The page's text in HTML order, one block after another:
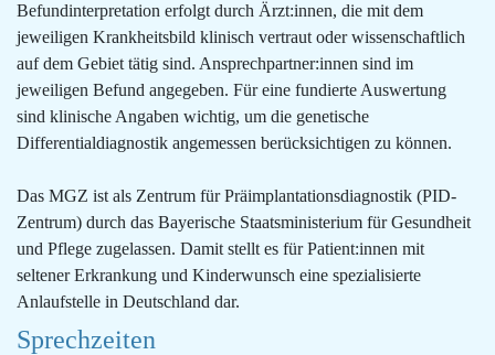
Befundinterpretation erfolgt durch Ärzt:innen, die mit dem
jeweiligen Krankheitsbild klinisch vertraut oder wissenschaftlich
auf dem Gebiet tätig sind. Ansprechpartner:innen sind im
jeweiligen Befund angegeben. Für eine fundierte Auswertung
sind klinische Angaben wichtig, um die genetische
Differentialdiagnostik angemessen berücksichtigen zu können.
Das MGZ ist als Zentrum für Präimplantationsdiagnostik (PID-
Zentrum) durch das Bayerische Staatsministerium für Gesundheit
und Pflege zugelassen. Damit stellt es für Patient:innen mit
seltener Erkrankung und Kinderwunsch eine spezialisierte
Anlaufstelle in Deutschland dar.
Sprechzeiten